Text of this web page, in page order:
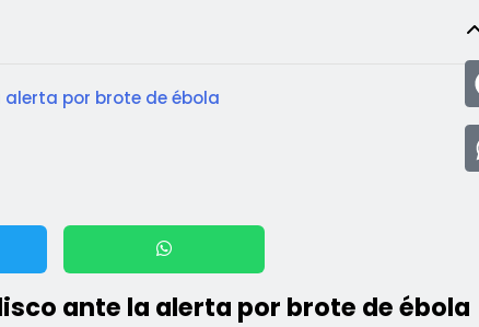
por brote de ébola
ante la alerta por brote de ébola